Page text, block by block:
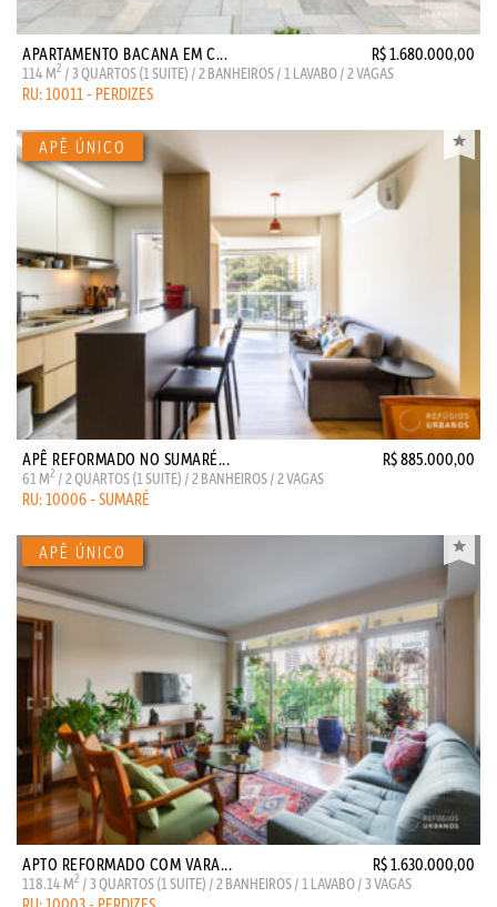
APARTAMENTO BACANA EM C... R$ 1.680.000,00
114 M2 / 3 QUARTOS (1 SUITE) / 2 BANHEIROS / 1 LAVABO / 2 VAGAS
RU: 10011 - PERDIZES
APÊ REFORMADO NO SUMARÉ... R$ 885.000,00
61 M2 / 2 QUARTOS (1 SUITE) / 2 BANHEIROS / 2 VAGAS
RU: 10006 - SUMARÉ
APTO REFORMADO COM VARA... R$ 1.630.000,00
118.14 M2 / 3 QUARTOS (1 SUITE) / 2 BANHEIROS / 1 LAVABO / 3 VAGAS